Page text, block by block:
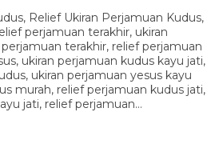
Relief Ukiran Perjamuan Kudus,
perjamuan terakhir, ukiran
terakhir, relief perjamuan
ukiran perjamuan kudus kayu jati,
ukiran perjamuan yesus kayu
murah, relief perjamuan kudus jati,
jati, relief perjamuan…